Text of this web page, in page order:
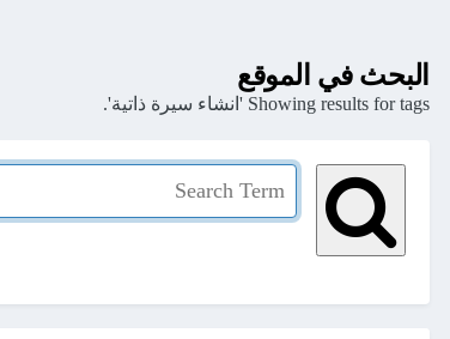
البحث في الموقع
Showing results for tags 'انشاء سيرة ذاتية'.